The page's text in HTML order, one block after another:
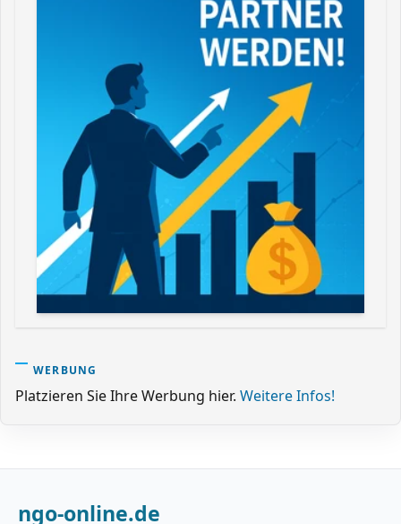
WERBUNG
Platzieren Sie Ihre Werbung hier. Weitere Infos!
ngo-online.de